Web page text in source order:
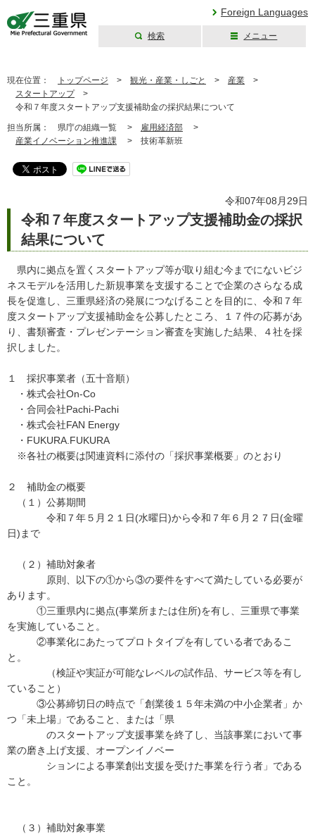
Foreign Languages
検索 メニュー
現在位置： トップページ > 観光・産業・しごと > 産業 >
スタートアップ>
令和７年度スタートアップ支援補助金の採択結果について
担当所属： 県庁の組織一覧 > 雇用経済部 >
産業イノベーション推進課 > 技術革新班
令和07年08月29日
令和７年度スタートアップ支援補助金の採択
結果について
県内に拠点を置くスタートアップ等が取り組む今までにないビジ
ネスモデルを活用した新規事業を支援することで企業のさらなる成
長を促進し、三重県経済の発展につなげることを目的に、令和７年
度スタートアップ支援補助金を公募したところ、１７件の応募があ
り、書類審査・プレゼンテーション審査を実施した結果、４社を採
択しました。
１ 採択事業者（五十音順）
・株式会社On-Co
・合同会社Pachi-Pachi
・株式会社FAN Energy
・FUKURA.FUKURA
※各社の概要は関連資料に添付の「採択事業概要」のとおり
２ 補助金の概要
（１）公募期間
令和７年５月２１日(水曜日)から令和７年６月２７日(金曜
日)まで
（２）補助対象者
原則、以下の①から③の要件をすべて満たしている必要が
あります。
①三重県内に拠点(事業所または住所)を有し、三重県で事業
を実施していること。
②事業化にあたってプロトタイプを有している者であるこ
と。
（検証や実証が可能なレベルの試作品、サービス等を有し
ていること）
③公募締切日の時点で「創業後１５年未満の中小企業者」か
つ「未上場」であること、または「県
のスタートアップ支援事業を終了し、当該事業において事
業の磨き上げ支援、オープンイノベー
ションによる事業創出支援を受けた事業を行う者」である
こと。
（３）補助対象事業